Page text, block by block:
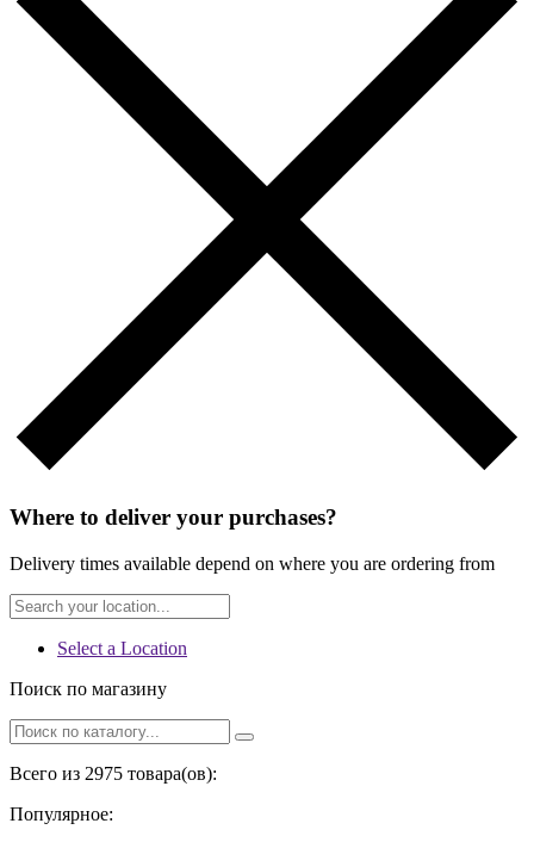
Where to deliver your purchases?
Delivery times available depend on where you are ordering from
Select a Location
Поиск по магазину
Всего из 2975 товара(ов):
Популярное: